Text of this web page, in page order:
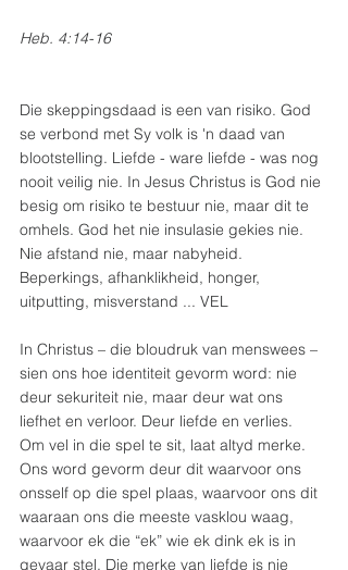
Heb. 4:14-16
Die skeppingsdaad is een van risiko. God
se verbond met Sy volk is 'n daad van
blootstelling. Liefde - ware liefde - was nog
nooit veilig nie. In Jesus Christus is God nie
besig om risiko te bestuur nie, maar dit te
omhels. God het nie insulasie gekies nie.
Nie afstand nie, maar nabyheid.
Beperkings, afhanklikheid, honger,
uitputting, misverstand ... VEL
In Christus – die bloudruk van menswees –
sien ons hoe identiteit gevorm word: nie
deur sekuriteit nie, maar deur wat ons
liefhet en verloor. Deur liefde en verlies.
Om vel in die spel te sit, laat altyd merke.
Ons word gevorm deur dit waarvoor ons
onsself op die spel plaas, waarvoor ons dit
waaraan ons die meeste vasklou waag,
waarvoor ek die “ek” wie ek dink ek is in
gevaar stel. Die merke van liefde is nie